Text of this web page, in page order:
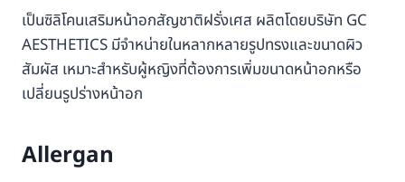
เป็นซิลิโคนเสริมหน้าอกสัญชาติฝรั่งเศส ผลิตโดยบริษัท GC
AESTHETICS มีจำหน่ายในหลากหลายรูปทรงและขนาดผิว
สัมผัส เหมาะสำหรับผู้หญิงที่ต้องการเพิ่มขนาดหน้าอกหรือ
เปลี่ยนรูปร่างหน้าอก
Allergan